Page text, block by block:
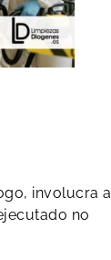
involucra a
no